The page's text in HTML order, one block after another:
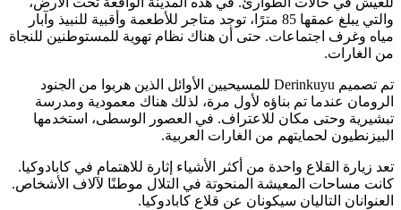
والتي يبلغ عمقها 85 مترًا، توجد متاجر للأطعمة وأقبية للنبيذ وآبار
مياه وغرف اجتماعات. حتى أن هناك نظام تهوية للمستوطنين للنجاة
من الغارات.
تم تصميم Derinkuyu للمسيحيين الأوائل الذين هربوا من الجنود
الرومان عندما تم بناؤه لأول مرة، لذلك هناك معمودية ومدرسة
تبشيرية وحتى مكان للاعتراف. في العصور الوسطى، استخدمها
البيزنطيون لحمايتهم من الغارات العربية.
تعد زيارة القلاع واحدة من أكثر الأشياء إثارة للاهتمام في كابادوكيا.
كانت مساحات المعيشة المنحوتة في التلال موطنًا لآلاف الأشخاص.
العنوانان التاليان سيكونان عن قلاع كابادوكيا.